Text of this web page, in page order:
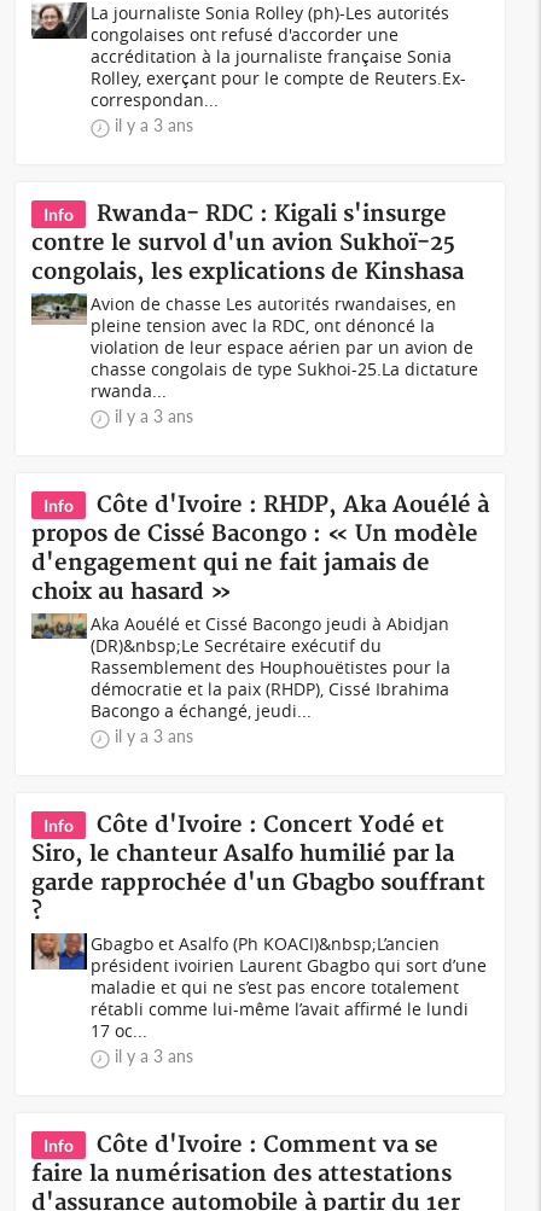
La journaliste Sonia Rolley (ph)-Les autorités
congolaises ont refusé d'accorder une
accréditation à la journaliste française Sonia
Rolley, exerçant pour le compte de Reuters.Ex-
correspondan...
il y a 3 ans
Info
Rwanda- RDC : Kigali s'insurge
contre le survol d'un avion Sukhoï-25
congolais, les explications de Kinshasa
Avion de chasse Les autorités rwandaises, en
pleine tension avec la RDC, ont dénoncé la
violation de leur espace aérien par un avion de
chasse congolais de type Sukhoi-25.La dictature
rwanda...
il y a 3 ans
Info
Côte d'Ivoire : RHDP, Aka Aouélé à
propos de Cissé Bacongo : « Un modèle
d'engagement qui ne fait jamais de
choix au hasard »
Aka Aouélé et Cissé Bacongo jeudi à Abidjan
(DR)&nbsp;Le Secrétaire exécutif du
Rassemblement des Houphouëtistes pour la
démocratie et la paix (RHDP), Cissé Ibrahima
Bacongo a échangé, jeudi...
il y a 3 ans
Info
Côte d'Ivoire : Concert Yodé et
Siro, le chanteur Asalfo humilié par la
garde rapprochée d'un Gbagbo souffrant
?
Gbagbo et Asalfo (Ph KOACI)&nbsp;L’ancien
président ivoirien Laurent Gbagbo qui sort d’une
maladie et qui ne s’est pas encore totalement
rétabli comme lui-même l’avait affirmé le lundi
17 oc...
il y a 3 ans
Info
Côte d'Ivoire : Comment va se
faire la numérisation des attestations
d'assurance automobile à partir du 1er